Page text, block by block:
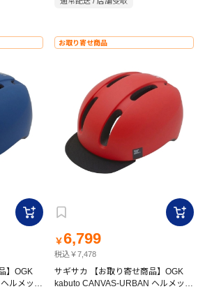
】OGK
ルメット
お取り寄せ商品
￥6,799
税込￥7,478
サギサカ 【お取り寄せ商品】OGK
kabuto CANVAS-URBAN ヘルメット